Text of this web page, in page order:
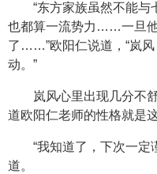
“东方家族虽然不能与
也都算一流势力……一旦
了……”欧阳仁说道，“岚
动。”
岚风心里出现几分不
道欧阳仁老师的性格就是
“我知道了，下次一定
道。